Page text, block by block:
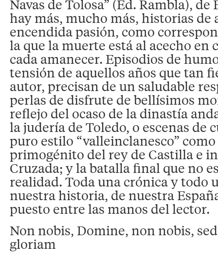
Navas de Tolosa” (Ed. Rambla),
hay más, mucho más, historias de
encendida pasión, como
la que la muerte está al acecho en
cada amanecer. Episodios de
tensión de aquellos años que tan
autor, precisan de un saludable
perlas de disfrute de bellísimos
reflejo del ocaso de la dinastía
la judería de Toledo, o escenas de
puro estilo “valleinclanesco”
primogénito del rey de Castilla e
Cruzada; y la batalla final que no
realidad. Toda una crónica y todo
nuestra historia, de nuestra
puesto entre las manos del lector.
Non nobis, Domine, non nobis,
gloriam